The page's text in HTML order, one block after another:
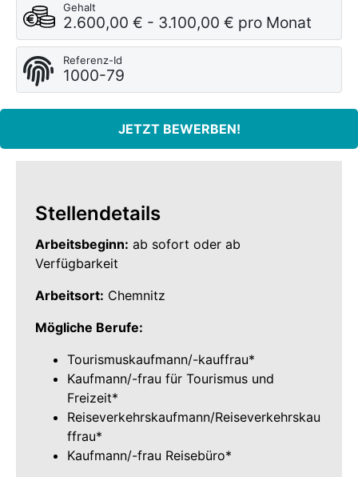
Gehalt
2.600,00 € - 3.100,00 € pro Monat
Referenz-Id
1000-79
JETZT BEWERBEN!
Stellendetails
Arbeitsbeginn: ab sofort oder ab
Verfügbarkeit
Arbeitsort: Chemnitz
Mögliche Berufe:
Tourismuskaufmann/-kauffrau*
Kaufmann/-frau für Tourismus und
Freizeit*
Reiseverkehrskaufmann/Reiseverkehrskau
ffrau*
Kaufmann/-frau Reisebüro*